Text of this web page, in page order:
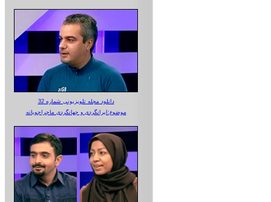
دانلود مجله تلویزیونی شماره 32
موضوع:ایرانگردی و جهانگردی ماجراجویانه